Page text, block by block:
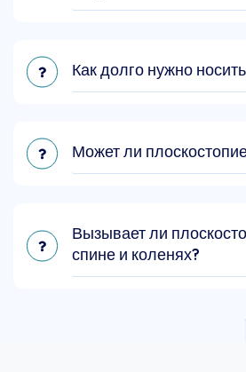
Как долго нужно
Может ли
Вызывает ли
спине и коленях?